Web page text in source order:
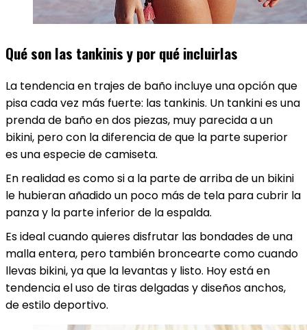
Qué son las tankinis y por qué incluirlas
La tendencia en trajes de baño incluye una opción que
pisa cada vez más fuerte: las tankinis. Un tankini es una
prenda de baño en dos piezas, muy parecida a un
bikini, pero con la diferencia de que la parte superior
es una especie de camiseta.
En realidad es como si a la parte de arriba de un bikini
le hubieran añadido un poco más de tela para cubrir la
panza y la parte inferior de la espalda.
Es ideal cuando quieres disfrutar las bondades de una
malla entera, pero también broncearte como cuando
llevas bikini, ya que la levantas y listo. Hoy está en
tendencia el uso de tiras delgadas y diseños anchos,
de estilo deportivo.